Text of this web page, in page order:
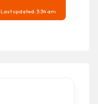
Last updated: 3:34 am